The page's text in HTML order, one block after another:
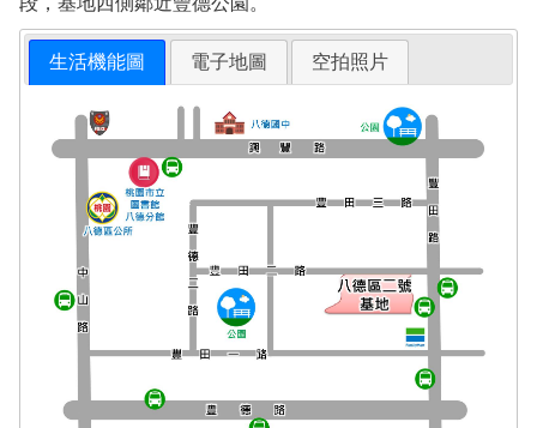
生活機能圖 電子地圖 空拍照片